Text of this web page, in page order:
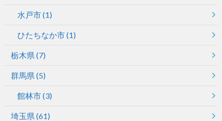
水戸市(1)
ひたちなか市(1)
栃木県 (7)
群馬県 (5)
館林市(3)
埼玉県 (61)